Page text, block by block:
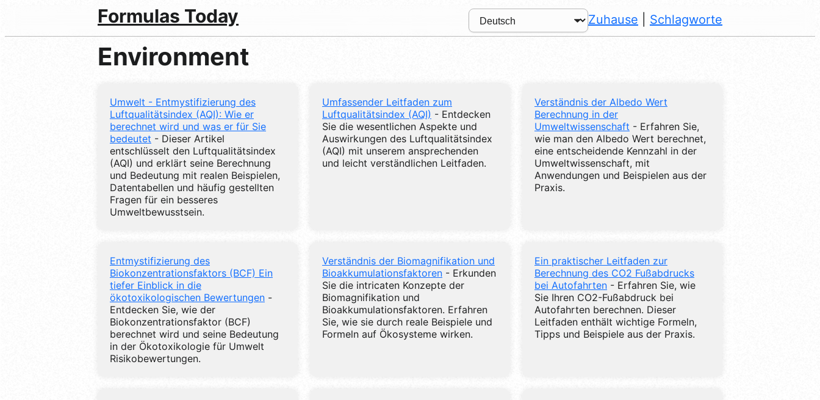
Formulas Today Zuhause Schlagworte
Environment
Umwelt - Entmystifizierung des
Luftqualitätsindex (AQI): Wie er
berechnet wird und was er für Sie
bedeutet - Dieser Artikel
entschlüsselt den Luftqualitätsindex
(AQI) und erklärt seine Berechnung
und Bedeutung mit realen Beispielen,
Datentabellen und häufig gestellten
Fragen für ein besseres
Umweltbewusstsein.
Umfassender Leitfaden zum
Luftqualitätsindex (AQI) - Entdecken
Sie die wesentlichen Aspekte und
Auswirkungen des Luftqualitätsindex
(AQI) mit unserem ansprechenden
und leicht verständlichen Leitfaden.
Verständnis der Albedo Wert
Berechnung in der
Umweltwissenschaft - Erfahren Sie,
wie man den Albedo Wert berechnet,
eine entscheidende Kennzahl in der
Umweltwissenschaft, mit
Anwendungen und Beispielen aus der
Praxis.
Entmystifizierung des
Biokonzentrationsfaktors (BCF) Ein
tiefer Einblick in die
ökotoxikologischen Bewertungen -
Entdecken Sie, wie der
Biokonzentrationsfaktor (BCF)
berechnet wird und seine Bedeutung
in der Ökotoxikologie für Umwelt
Risikobewertungen.
Verständnis der Biomagnifikation und
Bioakkumulationsfaktoren - Erkunden
Sie die intricaten Konzepte der
Biomagnifikation und
Bioakkumulationsfaktoren. Erfahren
Sie, wie sie durch reale Beispiele und
Formeln auf Ökosysteme wirken.
Ein praktischer Leitfaden zur
Berechnung des CO2 Fußabdrucks
bei Autofahrten - Erfahren Sie, wie
Sie Ihren CO2-Fußabdruck bei
Autofahrten berechnen. Dieser
Leitfaden enthält wichtige Formeln,
Tipps und Beispiele aus der Praxis.